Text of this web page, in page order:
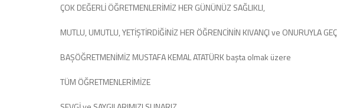
ÇOK DEĞERLİ ÖĞRETMENLERİMİZ HER GÜNÜNÜZ SAĞLIKLI,
MUTLU, UMUTLU, YETİŞTİRDİĞİNİZ HER ÖĞRENCİNİN KIVANÇI ve ONURUYLA
BAŞÖĞRETMENİMİZ MUSTAFA KEMAL ATATÜRK başta olmak üzere
TÜM ÖĞRETMENLERİMİZE